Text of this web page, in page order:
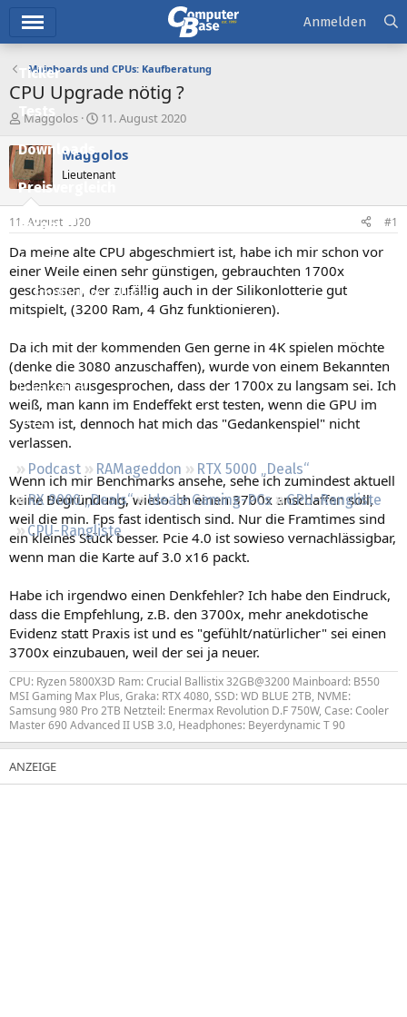
Ticker
Tests
Downloads
Preisvergleich
Forum
Aktuelles
Empfohlene Inhalte
Neueste Aktivitäten
Leserartikel
Regeln
Podcast RAMageddon
RTX 5000 „Deals“
RX 9000 „Deals“
Ideale Gaming-PCs
GPU-Rangliste
CPU-Rangliste
Anmelden
Mainboards und CPUs: Kaufberatung
CPU Upgrade nötig ?
E
s
t
e
e
r
Maggolos
E
s
e
t
a
11. August 2020
Maggolos
Lieutenant
11. August 2020 #1
Da meine alte CPU abgeschmiert ist, habe ich mir schon vor
einer Weile einen sehr günstigen, gebrauchten 1700x
geschossen, der zufällig auch in der Silikonlotterie gut
mitspielt, (3200 Ram, 4 Ghz funktionieren).
Da ich mit der kommenden Gen gerne in 4K spielen möchte
(denke die 3080 anzuschaffen), wurde von einem Bekannten
bedenken ausgesprochen, dass der 1700x zu langsam sei. Ich
weiß, man kann im Endeffekt erst testen, wenn die GPU im
System ist, dennoch hat mich das "Gedankenspiel" nicht
verlassen.
Wenn ich mir Benchmarks ansehe, sehe ich zumindest aktuell
keine Begründung, wieso ich einen 3700x anschaffen soll,
weil die min. Fps fast identisch sind. Nur die Framtimes sind
ein kleines Stück besser. Pcie 4.0 ist sowieso vernachlässigbar,
wenn man die Karte auf 3.0 x16 packt.
Habe ich irgendwo einen Denkfehler? Ich habe den Eindruck,
dass die Empfehlung, z.B. den 3700x, mehr anekdotische
Evidenz statt Praxis ist und es "gefühlt/natürlicher" sei einen
3700x einzubauen, weil der sei ja neuer.
CPU: Ryzen 5800X3D Ram: Crucial Ballistix 32GB@3200 Mainboard: B550
MSI Gaming Max Plus, Graka: RTX 4080, SSD: WD BLUE 2TB, NVME:
Samsung 980 Pro 2TB Netzteil: Enermax Revolution D.F 750W, Case: Cooler
Master 690 Advanced II USB 3.0, Headphones: Beyerdynamic T 90